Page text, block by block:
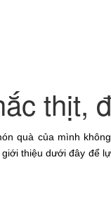
thịt,
quà của mình
giới thiệu dưới đây để